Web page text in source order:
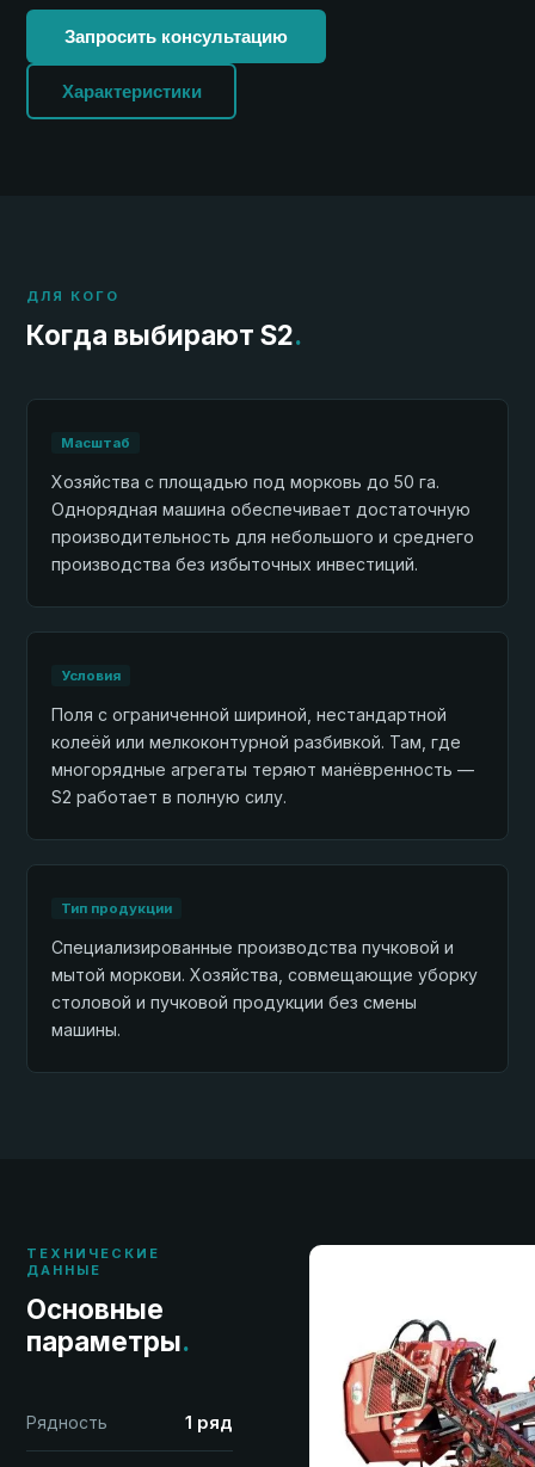
Запросить консультацию
Характеристики
ДЛЯ КОГО
Когда выбирают S2.
Масштаб
Хозяйства с площадью под морковь до 50 га.
Однорядная машина обеспечивает достаточную
производительность для небольшого и среднего
производства без избыточных инвестиций.
Условия
Поля с ограниченной шириной, нестандартной
колеёй или мелкоконтурной разбивкой. Там, где
многорядные агрегаты теряют манёвренность —
S2 работает в полную силу.
Тип продукции
Специализированные производства пучковой и
мытой моркови. Хозяйства, совмещающие уборку
столовой и пучковой продукции без смены
машины.
ТЕХНИЧЕСКИЕ
ДАННЫЕ
Основные
параметры.
Рядность 1 ряд